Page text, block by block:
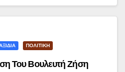
ΠΟΛΙΤΙΚΗ
Του Βουλευτή Ζήση